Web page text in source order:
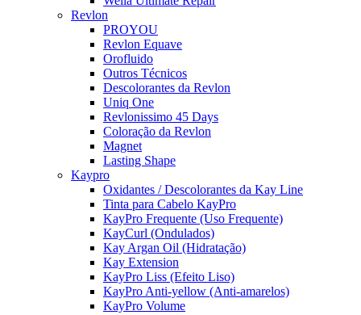
Revlon
PROYOU
Revlon Equave
Orofluido
Outros Técnicos
Descolorantes da Revlon
Uniq One
Revlonissimo 45 Days
Coloração da Revlon
Magnet
Lasting Shape
Kaypro
Oxidantes / Descolorantes da Kay Line
Tinta para Cabelo KayPro
KayPro Frequente (Uso Frequente)
KayCurl (Ondulados)
Kay Argan Oil (Hidratação)
Kay Extension
KayPro Liss (Efeito Liso)
KayPro Anti-yellow (Anti-amarelos)
KayPro Volume